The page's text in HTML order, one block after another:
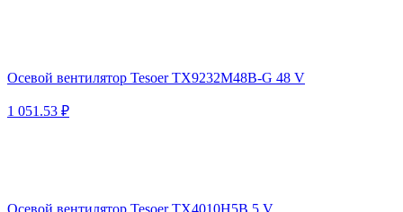
Осевой вентилятор Tesoer TX9232M48B-G 48 V
1 051.53 ₽
Осевой вентилятор Tesoer TX4010H5B 5 V